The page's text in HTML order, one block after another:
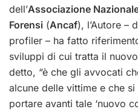
dell’Associazione
Forensi (Ancaf), l’Autore –
profiler – ha fatto
sviluppi di cui tratta il nuovo
detto, “è che gli avvocati
alcune delle vittime e che
portare avanti tale ‘nuovo